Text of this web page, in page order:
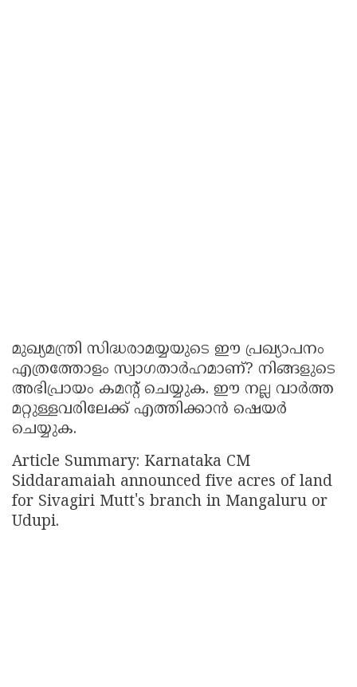
മുഖ്യമന്ത്രി സിദ്ധരാമയ്യയുടെ ഈ പ്രഖ്യാപനം
എത്രത്തോളം സ്വാഗതാർഹമാണ്? നിങ്ങളുടെ
അഭിപ്രായം കമൻ്റ് ചെയ്യുക. ഈ നല്ല വാർത്ത
മറ്റുള്ളവരിലേക്ക് എത്തിക്കാൻ ഷെയർ
ചെയ്യുക.
Article Summary: Karnataka CM
Siddaramaiah announced five acres of land
for Sivagiri Mutt's branch in Mangaluru or
Udupi.